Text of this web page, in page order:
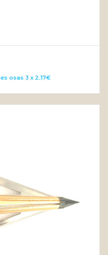
osas 3 x 2.17€